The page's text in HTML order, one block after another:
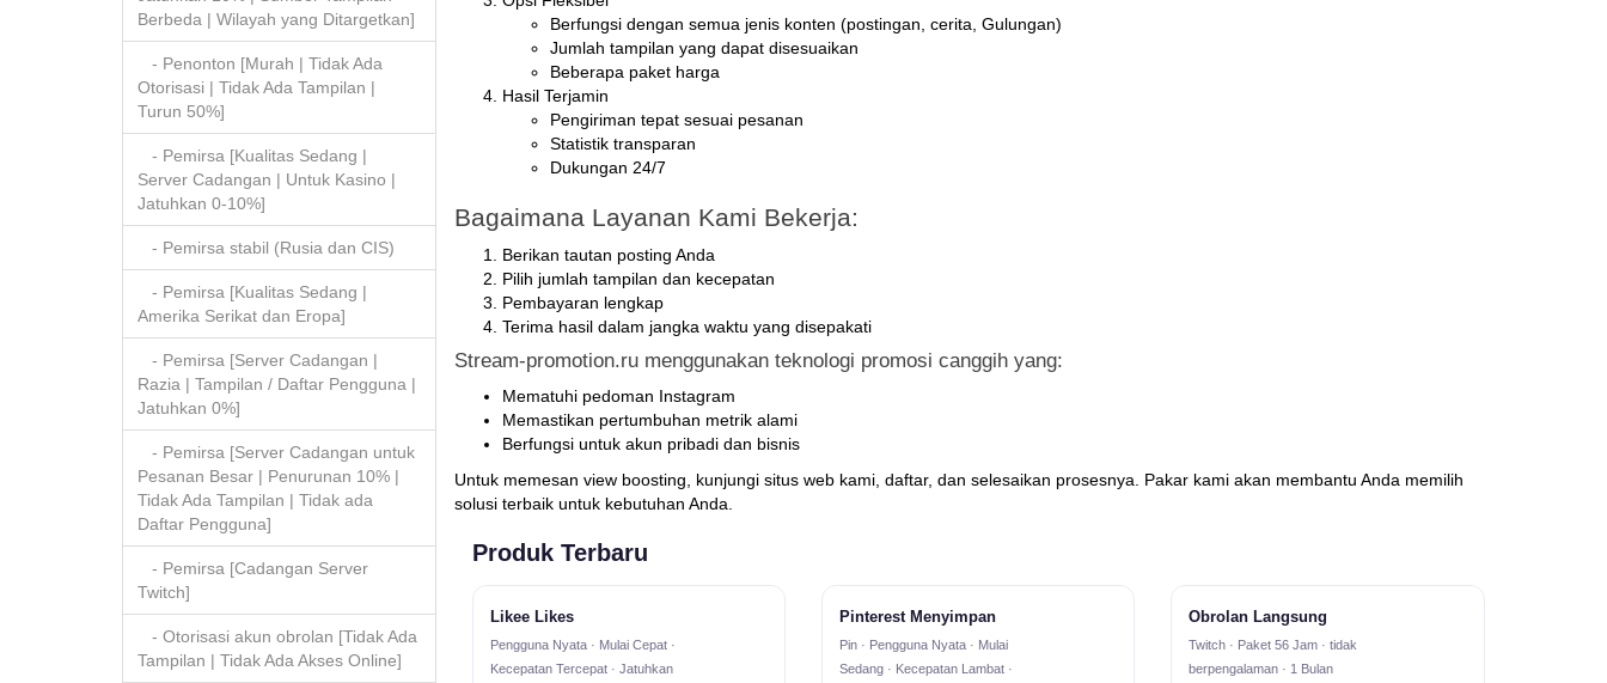
Berbeda | Wilayah yang Ditargetkan]
- Penonton [Murah | Tidak Ada
Otorisasi | Tidak Ada Tampilan |
Turun 50%]
- Pemirsa [Kualitas Sedang |
Server Cadangan | Untuk Kasino |
Jatuhkan 0-10%]
- Pemirsa stabil (Rusia dan CIS)
- Pemirsa [Kualitas Sedang |
Amerika Serikat dan Eropa]
- Pemirsa [Server Cadangan |
Razia | Tampilan / Daftar Pengguna |
Jatuhkan 0%]
- Pemirsa [Server Cadangan untuk
Pesanan Besar | Penurunan 10% |
Tidak Ada Tampilan | Tidak ada
Daftar Pengguna]
- Pemirsa [Cadangan Server
Twitch]
- Otorisasi akun obrolan [Tidak Ada
Tampilan | Tidak Ada Akses Online]
Berfungsi dengan semua jenis konten (postingan, cerita, Gulungan)
Jumlah tampilan yang dapat disesuaikan
Beberapa paket harga
Hasil Terjamin
Pengiriman tepat sesuai pesanan
Statistik transparan
Dukungan 24/7
Bagaimana Layanan Kami Bekerja:
Berikan tautan posting Anda
Pilih jumlah tampilan dan kecepatan
Pembayaran lengkap
Terima hasil dalam jangka waktu yang disepakati
Stream-promotion.ru menggunakan teknologi promosi canggih yang:
Mematuhi pedoman Instagram
Memastikan pertumbuhan metrik alami
Berfungsi untuk akun pribadi dan bisnis
Untuk memesan view boosting, kunjungi situs web kami, daftar, dan selesaikan prosesnya. Pakar kami akan membantu Anda memilih
solusi terbaik untuk kebutuhan Anda.
Produk Terbaru
Likee Likes
Pengguna Nyata · Mulai Cepat ·
Kecepatan Tercepat · Jatuhkan
Pinterest Menyimpan
Pin · Pengguna Nyata · Mulai
Sedang · Kecepatan Lambat ·
Obrolan Langsung
Twitch · Paket 56 Jam · tidak
berpengalaman · 1 Bulan